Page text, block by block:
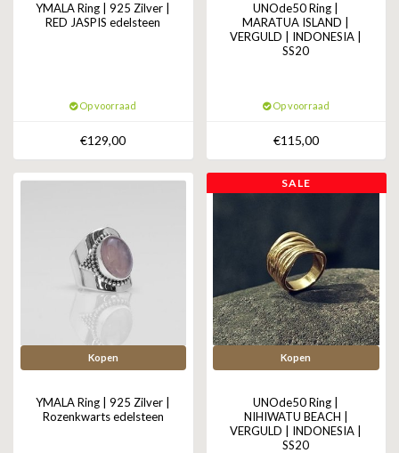
YMALA Ring | 925 Zilver |
RED JASPIS edelsteen
Op voorraad
€129,00
UNOde50 Ring |
MARATUA ISLAND |
VERGULD | INDONESIA |
SS20
Op voorraad
€115,00
Kopen
YMALA Ring | 925 Zilver |
Rozenkwarts edelsteen
SALE
Kopen
UNOde50 Ring |
NIHIWATU BEACH |
VERGULD | INDONESIA |
SS20